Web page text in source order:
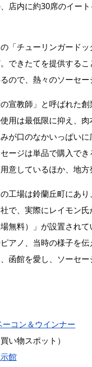
店内に約30席のイー
「チューリンガード
できたてを提供する
ので、熱々のソーセ
宣教師」と呼ばれた
用は最低限に抑え、
が口のなかいっぱい
ージは単品で購入で
意しているほか、地方
工場は鈴蘭丘町にあ
で、実際にレイモン
無料）」が設置され
アノ、当時の様子を
函館を愛し、ソーセ
コン＆ウインナー
買い物スポット）
館